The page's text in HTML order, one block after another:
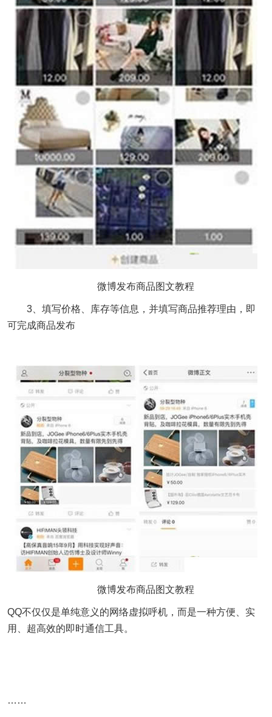
微博发布商品图文教程
3、填写价格、库存等信息，并填写商品推荐理由，即
可完成商品发布
微博发布商品图文教程
QQ不仅仅是单纯意义的网络虚拟呼机，而是一种方便、实
用、超高效的即时通信工具。
……